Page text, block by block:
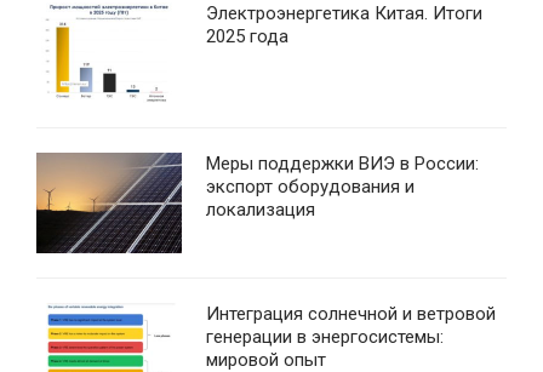
Электроэнергетика Китая. Итоги
2025 года
Меры поддержки ВИЭ в России:
экспорт оборудования и
локализация
Интеграция солнечной и ветровой
генерации в энергосистемы:
мировой опыт